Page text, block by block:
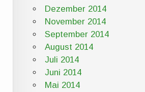
Dezember 2014
November 2014
September 2014
August 2014
Juli 2014
Juni 2014
Mai 2014